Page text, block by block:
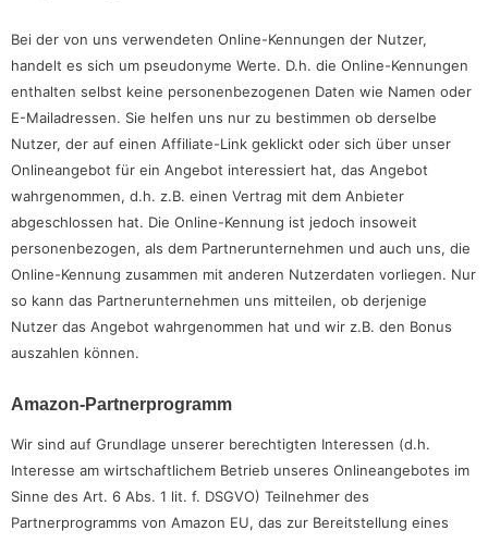
Bei der von uns verwendeten Online-Kennungen der Nutzer,
handelt es sich um pseudonyme Werte. D.h. die Online-Kennungen
enthalten selbst keine personenbezogenen Daten wie Namen oder
E-Mailadressen. Sie helfen uns nur zu bestimmen ob derselbe
Nutzer, der auf einen Affiliate-Link geklickt oder sich über unser
Onlineangebot für ein Angebot interessiert hat, das Angebot
wahrgenommen, d.h. z.B. einen Vertrag mit dem Anbieter
abgeschlossen hat. Die Online-Kennung ist jedoch insoweit
personenbezogen, als dem Partnerunternehmen und auch uns, die
Online-Kennung zusammen mit anderen Nutzerdaten vorliegen. Nur
so kann das Partnerunternehmen uns mitteilen, ob derjenige
Nutzer das Angebot wahrgenommen hat und wir z.B. den Bonus
auszahlen können.
Amazon-Partnerprogramm
Wir sind auf Grundlage unserer berechtigten Interessen (d.h.
Interesse am wirtschaftlichem Betrieb unseres Onlineangebotes im
Sinne des Art. 6 Abs. 1 lit. f. DSGVO) Teilnehmer des
Partnerprogramms von Amazon EU, das zur Bereitstellung eines